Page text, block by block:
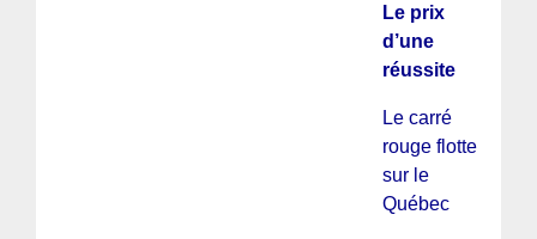
Le prix
d’une
réussite
Le carré
rouge flotte
sur le
Québec